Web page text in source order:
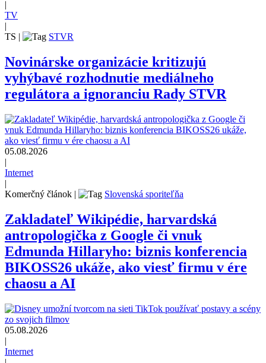
TV
TS
STVR
Novinárske organizácie kritizujú
vyhýbavé rozhodnutie mediálneho
regulátora a ignoranciu Rady STVR
05.08.2026
|
Internet
|
Komerčný článok | Slovenská sporiteľňa
Zakladateľ Wikipédie, harvardská
antropologička z Google či vnuk
Edmunda Hillaryho: biznis konferencia
BIKOSS26 ukáže, ako viesť firmu v ére
chaosu a AI
05.08.2026
|
Internet